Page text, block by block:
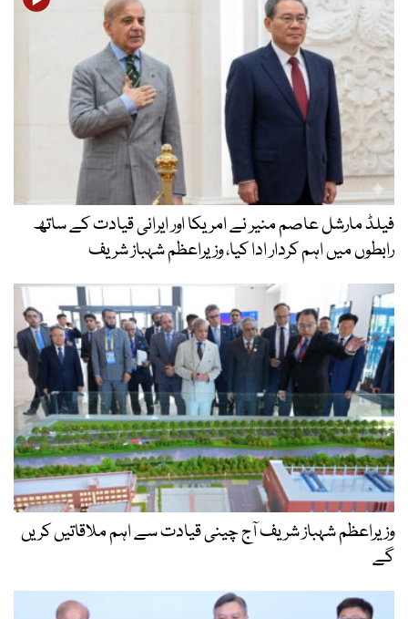
فیلڈ مارشل عاصم منیر نے امریکا اور ایرانی قیادت کے ساتھ
رابطوں میں اہم کردار ادا کیا، وزیراعظم شہباز شریف
وزیراعظم شہباز شریف آج چینی قیادت سے اہم ملاقاتیں کریں
گے